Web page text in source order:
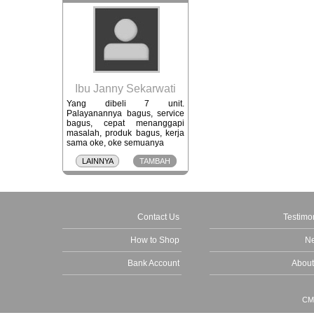
Ibu Janny Sekarwati
Yang dibeli 7 unit.
Palayanannya bagus, service
bagus, cepat menanggapi
masalah, produk bagus, kerja
sama oke, oke semuanya
LAINNYA TAMBAH
Contact Us
How to Shop
Bank Account